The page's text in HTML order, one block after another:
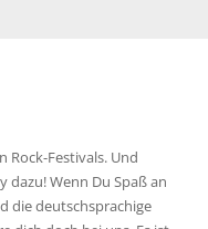
Rock-Festivals. Und
dazu! Wenn Du Spaß an
die deutschsprachige